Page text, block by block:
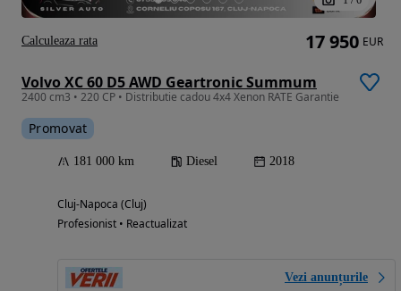
Volvo XC 60 D5 AWD Geartronic Summum
2400 cm3 • 220 CP • Distributie cadou 4x4 Xenon RATE Garantie
Promovat
181 000 km Diesel 2018
Cluj-Napoca (Cluj)
Profesionist • Reactualizat
Vezi anunțurile
17 950 EUR
Calculeaza rata